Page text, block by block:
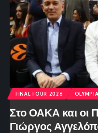
FINAL FOUR 2026
Στο ΟΑΚΑ και οι
Γιώργος